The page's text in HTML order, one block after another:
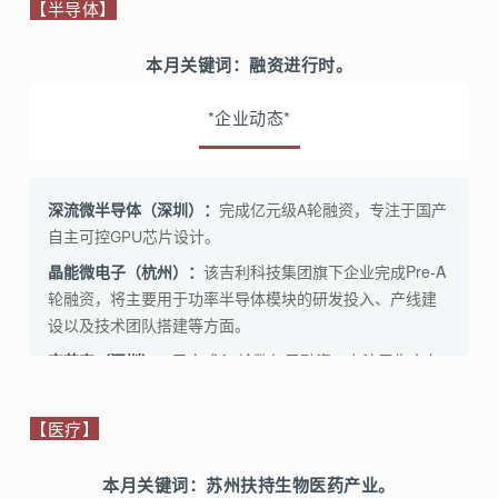
公司，法定代表人为夏珩，注册资本50亿元。
在武汉大规模拓展全无人自动驾驶商业化运营。百
度Apollo计划2023年在全国增加投放200台无人驾驶运营车
与宁德时代将就华为智选车项目展开合作，宁德时
极氪：按保密基准向美国证交会递交可能进行IPO的注册声
明草拟本。可能最早于2023年第二季度在纽约上市。
零跑汽车： 零跑汽车销售服务有限公司新增充电桩销售业
务，该公司由零跑科技股份有限公司全资持股。
江淮汽车：拟17.04亿元收购安徽蔚来部分资产。
宁德时代：据彭博社报道，宁德时代和福特汽车正考虑在
酸铁锂电池，投资将达数十亿美元。
为汽车网联化、自动化及电动化出行的提供核心软硬件解
【半导体】
本月关键词： 融资进行时。
*企业动态*
深流微半导体（深圳）： 完成亿元级A轮融资，专注于国产
自主可控GPU芯片设计。
晶能微电子（杭州）： 该吉利科技集团旗下企业完成Pre-A
轮融资，将主要用于功率半导体模块的研发投入、产线建
设以及技术团队搭建等方面。
宏芯宇（深圳）： 已完成A+轮数亿元融资，专注于生产存
中科昊芯（北京）：
摩芯半导体（无锡）： 完成千万元Pre-A轮融资，将用于车
【医疗】
本月关键词： 苏州扶持生物医药产业。